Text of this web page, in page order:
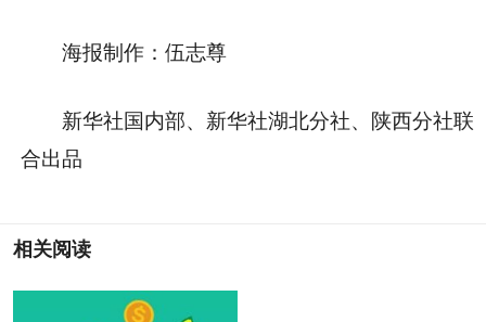
海报制作：伍志尊
新华社国内部、新华社湖北分社、陕西分社联
合出品
相关阅读